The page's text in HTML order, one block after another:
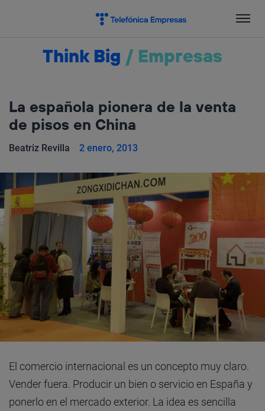
Think Big / Empresas
La española pionera de la venta
de pisos en China
Beatriz Revilla 2 enero, 2013
El comercio internacional es un concepto muy claro.
Vender fuera. Producir un bien o servicio en España y
ponerlo en el mercado exterior. La idea es sencilla